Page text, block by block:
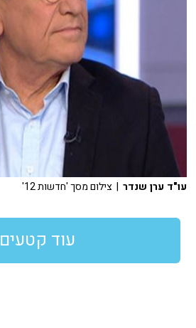
עו"ד ערן שנדר | צילום מסך 'חדשות 12'
עוד קטעים